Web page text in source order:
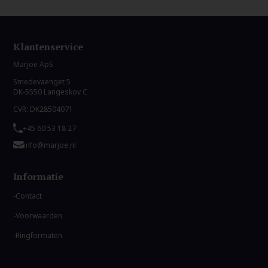
Klantenservice
Marjoe ApS
Smedevaenget 5
DK-5550 Langeskov C
CVR: DK28504071
+45 60 53 18 27
info@marjoe.nl
Informatie
Contact
Voorwaarden
Ringformaten